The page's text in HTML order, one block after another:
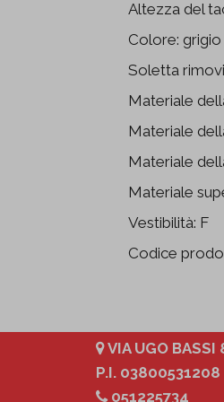
Altezza del
Colore: grigio
Soletta
Materiale
Materiale
Materiale
Materiale
Vestibilità: F
Codice
VIA UGO BASSI
P.I. 03800531208
051225734